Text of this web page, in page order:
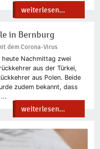
weiterlesen...
in Bernburg
dem Corona-Virus
heute Nachmittag zwei
aus der Türkei,
aus Polen. Beide
zudem bekannt, dass
weiterlesen...